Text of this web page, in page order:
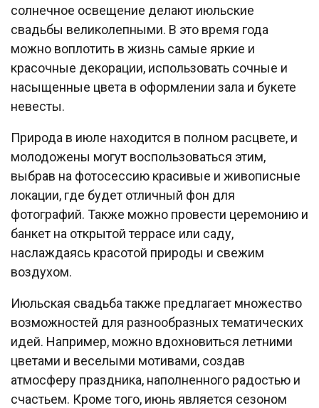
солнечное освещение делают июльские
свадьбы великолепными. В это время года
можно воплотить в жизнь самые яркие и
красочные декорации, использовать сочные и
насыщенные цвета в оформлении зала и букете
невесты.
Природа в июле находится в полном расцвете, и
молодожены могут воспользоваться этим,
выбрав на фотосессию красивые и живописные
локации, где будет отличный фон для
фотографий. Также можно провести церемонию и
банкет на открытой террасе или саду,
наслаждаясь красотой природы и свежим
воздухом.
Июльская свадьба также предлагает множество
возможностей для разнообразных тематических
идей. Например, можно вдохновиться летними
цветами и веселыми мотивами, создав
атмосферу праздника, наполненного радостью и
счастьем. Кроме того, июнь является сезоном